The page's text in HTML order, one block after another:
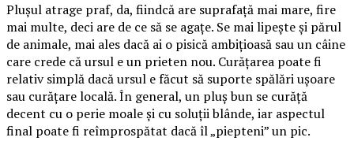
Plușul atrage praf, da, fiindcă are suprafață mai mare, fire
mai multe, deci are de ce să se agațe. Se mai lipește și părul
de animale, mai ales dacă ai o pisică ambițioasă sau un câine
care crede că ursul e un prieten nou. Curățarea poate fi
relativ simplă dacă ursul e făcut să suporte spălări ușoare
sau curățare locală. În general, un pluș bun se curăță
decent cu o perie moale și cu soluții blânde, iar aspectul
final poate fi reîmprospătat dacă îl „piepteni” un pic.